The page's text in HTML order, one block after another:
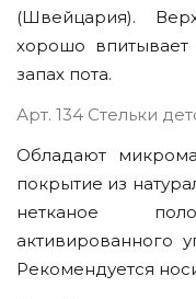
(Швейцария).
хорошо впитывает
запах пота.
Арт. 134 Стельки
Обладают
покрытие из
нетканое
активированного
Рекомендуется